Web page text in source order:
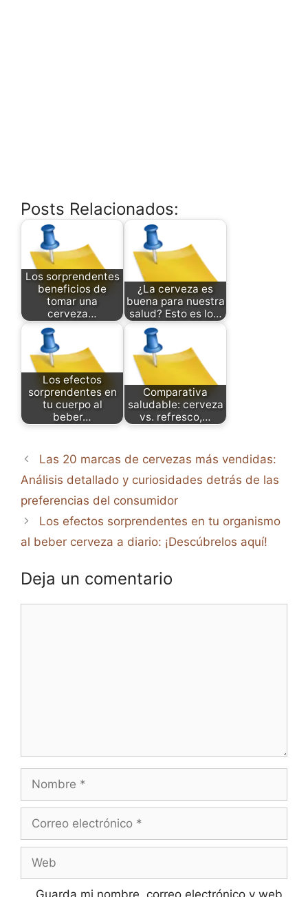
Posts Relacionados:
Los sorprendentes
beneficios de
tomar una
cerveza…
¿La cerveza es
buena para nuestra
salud? Esto es lo…
Los efectos
sorprendentes en
tu cuerpo al
beber…
Comparativa
saludable: cerveza
vs. refresco,…
Las 20 marcas de cervezas más vendidas:
Análisis detallado y curiosidades detrás de las
preferencias del consumidor
Los efectos sorprendentes en tu organismo
al beber cerveza a diario: ¡Descúbrelos aquí!
Deja un comentario
Nombre
Correo
Web
Guarda mi nombre, correo electrónico y web